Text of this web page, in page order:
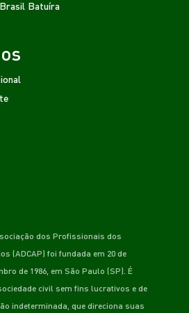
Batuíra
dos Profissionais dos
(ADCAP) foi fundada em 20 de
de 1986, em São Paulo (SP). É
civil sem fins lucrativos e de
indeterminada, que direciona suas